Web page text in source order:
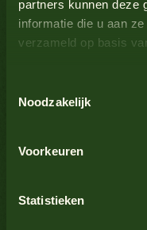
partners kunnen deze
informatie die u aan
verzameld op basis
Noodzakelijk
Voorkeuren
Statistieken
Senf
Nüsse
Krustentiere
Sellerie